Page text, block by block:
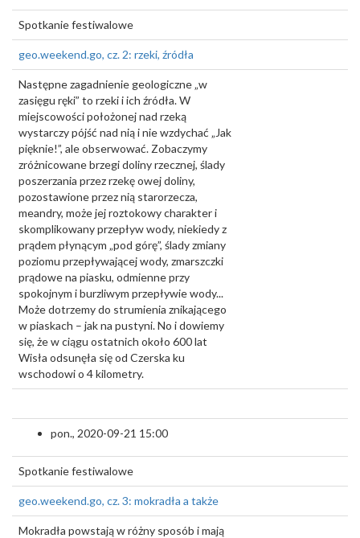
Spotkanie festiwalowe
geo.weekend.go, cz. 2: rzeki, źródła
Następne zagadnienie geologiczne „w
zasięgu ręki” to rzeki i ich źródła. W
miejscowości położonej nad rzeką
wystarczy pójść nad nią i nie wzdychać „Jak
pięknie!”, ale obserwować. Zobaczymy
zróżnicowane brzegi doliny rzecznej, ślady
poszerzania przez rzekę owej doliny,
pozostawione przez nią starorzecza,
meandry, może jej roztokowy charakter i
skomplikowany przepływ wody, niekiedy z
prądem płynącym „pod górę”, ślady zmiany
poziomu przepływającej wody, zmarszczki
prądowe na piasku, odmienne przy
spokojnym i burzliwym przepływie wody...
Może dotrzemy do strumienia znikającego
w piaskach – jak na pustyni. No i dowiemy
się, że w ciągu ostatnich około 600 lat
Wisła odsunęła się od Czerska ku
wschodowi o 4 kilometry.
pon., 2020-09-21 15:00
Spotkanie festiwalowe
geo.weekend.go, cz. 3: mokradła a także
Mokradła powstają w różny sposób i mają